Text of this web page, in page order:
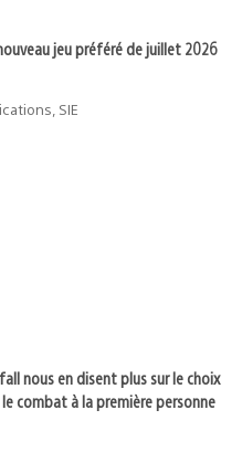
jeu préféré de juillet 2026
SIE
nous en disent plus sur le choix
combat à la première personne